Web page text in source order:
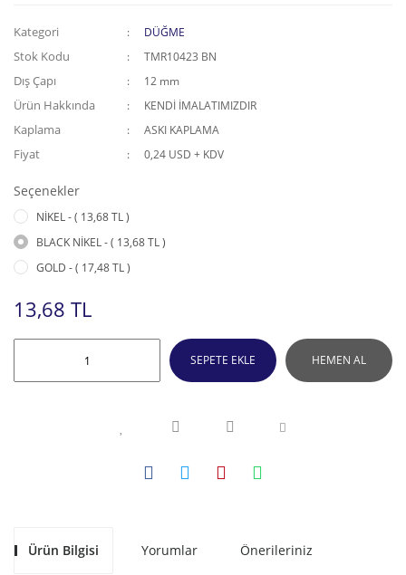
Kategori DÜĞME
Stok Kodu TMR10423 BN
Dış Çapı 12 mm
Ürün Hakkında KENDİ İMALATIMIZDIR
Kaplama ASKI KAPLAMA
Fiyat 0,24 USD + KDV
Seçenekler
NİKEL - ( 13,68 TL )
BLACK NİKEL - ( 13,68 TL )
GOLD - ( 17,48 TL )
13,68 TL
SEPETE EKLE HEMEN AL
Ürün Bilgisi Yorumlar Önerileriniz